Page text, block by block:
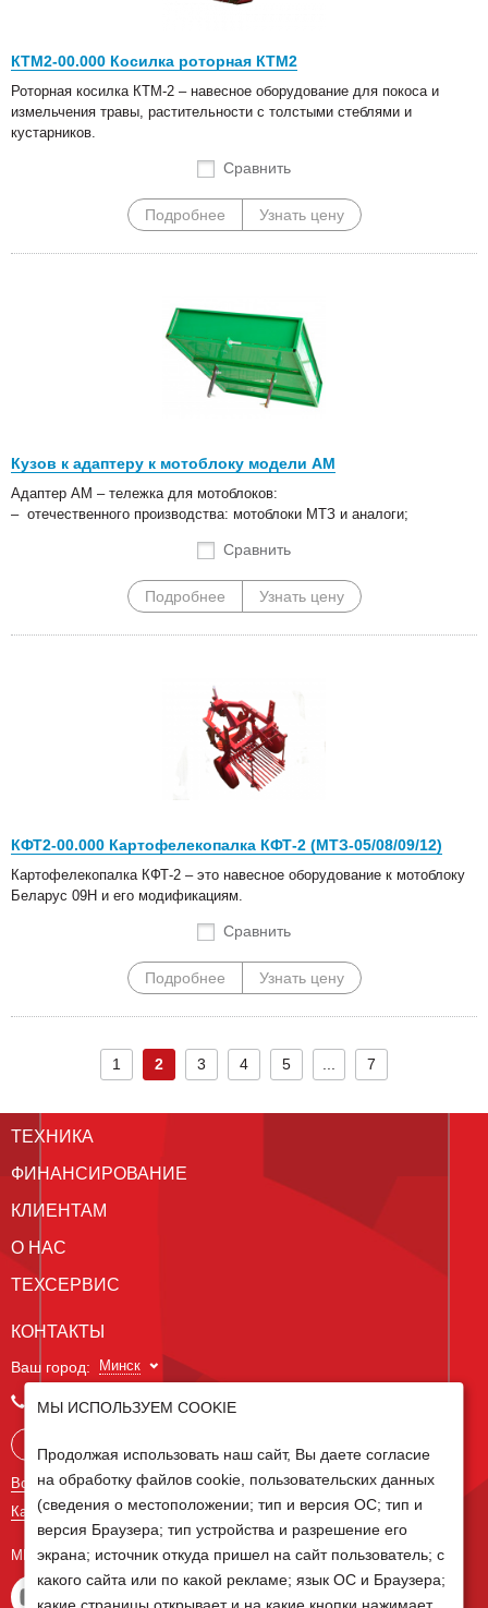
КТМ2-00.000 Косилка роторная КТМ2
Роторная косилка КТМ-2 – навесное оборудование для покоса и
измельчения травы, растительности с толстыми стеблями и
кустарников.
Сравнить
Подробнее Узнать цену
Кузов к адаптеру к мотоблоку модели АМ
Адаптер АМ – тележка для мотоблоков:
– отечественного производства: мотоблоки МТЗ и аналоги;
Сравнить
Подробнее Узнать цену
КФТ2-00.000 Картофелекопалка КФТ-2 (МТЗ-05/08/09/12)
Картофелекопалка КФТ-2 – это навесное оборудование к мотоблоку
Беларус 09Н и его модификациям.
Сравнить
Подробнее Узнать цену
1 2 3 4 5 7
ТЕХНИКА
ФИНАНСИРОВАНИЕ
КЛИЕНТАМ
О НАС
ТЕХСЕРВИС
КОНТАКТЫ
Ваш город: Минск
+375 29 238 97 34
Все контакты
Карта сайта
МЫ В СОЦ СЕТЯХ
МЫ ИСПОЛЬЗУЕМ COOKIE
Продолжая использовать наш сайт, Вы даете согласие
на обработку файлов cookie, пользовательских данных
(сведения о местоположении; тип и версия ОС; тип и
версия Браузера; тип устройства и разрешение его
экрана; источник откуда пришел на сайт пользователь; с
какого сайта или по какой рекламе; язык ОС и Браузера;